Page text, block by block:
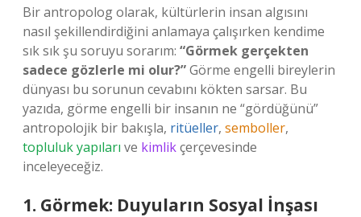
Bir antropolog olarak, kültürlerin insan algısını
nasıl şekillendirdiğini anlamaya çalışırken kendime
sık sık şu soruyu sorarım: “Görmek gerçekten
sadece gözlerle mi olur?”Görme engelli bireylerin
dünyası bu sorunun cevabını kökten sarsar. Bu
yazıda, görme engelli bir insanın ne “gördüğünü”
antropolojik bir bakışla, ritüeller, semboller,
topluluk yapıları ve kimlikçerçevesinde
inceleyeceğiz.
1. Görmek: Duyuların Sosyal İnşası